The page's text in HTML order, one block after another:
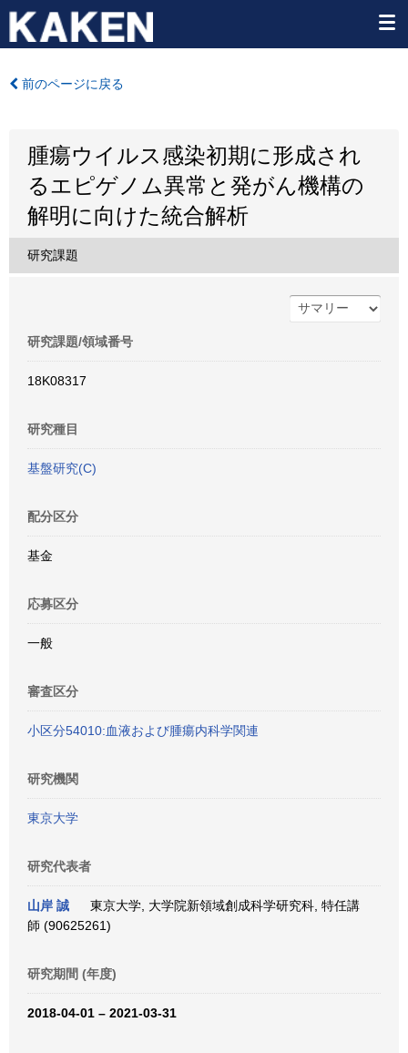
前のページに戻る
腫瘍ウイルス感染初期に形成され
るエピゲノム異常と発がん機構の
解明に向けた統合解析
研究課題
研究課題/領域番号
18K08317
研究種目
基盤研究(C)
配分区分
基金
応募区分
一般
審査区分
小区分54010:血液および腫瘍内科学関連
研究機関
東京大学
研究代表者
山岸 誠
東京大学, 大学院新領域創成科学研究科, 特任講
師 (90625261)
研究期間 (年度)
2018-04-01 – 2021-03-31